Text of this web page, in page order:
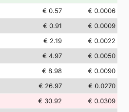
€ 0.57
€ 0.0006
€ 0.91
€ 0.0009
€ 2.19
€ 0.0022
€ 4.97
€ 0.0050
€ 8.98
€ 0.0090
€ 26.97
€ 0.0270
€ 30.92
€ 0.0309